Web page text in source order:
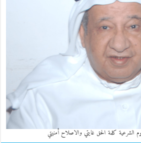
كلمة الحق غايتي والاصلاح أمنيتي